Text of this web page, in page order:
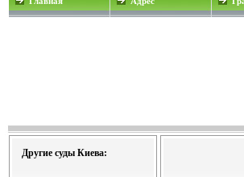
Другие суды Киева: